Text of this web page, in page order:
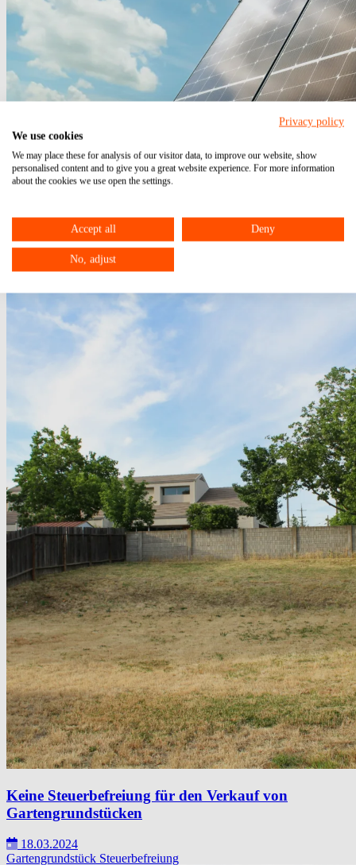
Steuerbefreiung für kleine PV-Anlagen – Revision
beim BFH noch nicht entschieden
21.04.2025
Keine Steuerbefreiung für den Verkauf von
Gartengrundstücken
18.03.2024
Gartengrundstück Steuerbefreiung
Privacy policy
We use cookies
We may place these for analysis of our visitor data, to improve our website, show
personalised content and to give you a great website experience. For more information
about the cookies we use open the settings.
Accept all Deny
No, adjust